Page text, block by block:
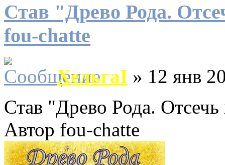
Став "Древо Рода.
fou-chatte
ХельгаI » 12 янв
Став "Древо Рода.
Автор fou-chatte